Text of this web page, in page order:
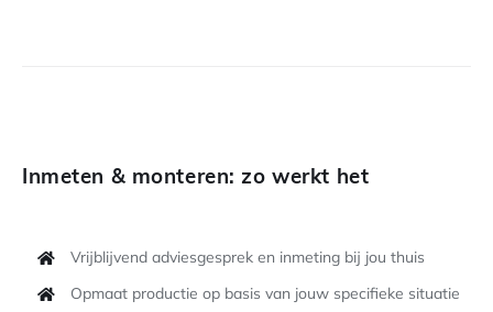
Inmeten & monteren: zo werkt het
Vrijblijvend adviesgesprek en inmeting bij jou thuis
Opmaat productie op basis van jouw specifieke situatie